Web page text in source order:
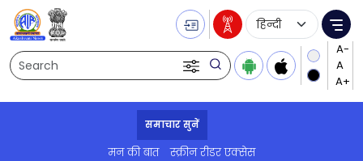
Search
Language
समाचार सुनें
मन की बात स्क्रीन रीडर एक्सेस